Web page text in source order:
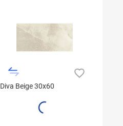
Diva Beige 30x60